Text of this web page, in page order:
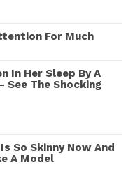
For Much
In Her Sleep By A
See The Shocking
So Skinny Now And
A Model